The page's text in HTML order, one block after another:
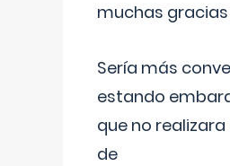
muchas gracias
Sería más
estando
que no
de